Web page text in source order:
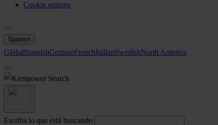
Cookie settings
Spanish
GlobalSpanishGermanFrenchItalianSwedishNorth America
Search
Escriba lo que está buscando